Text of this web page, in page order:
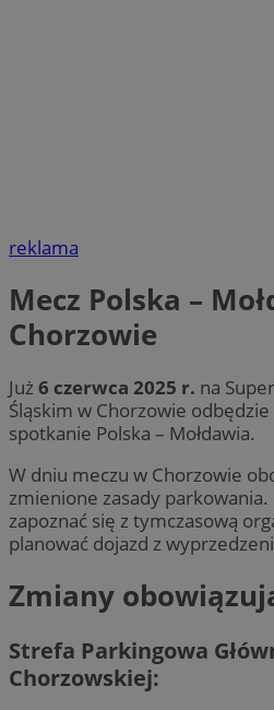
reklama
Mecz Polska –
Chorzowie
Już6 czerwca 2025 r. na
Śląskim w Chorzowie
spotkanie Polska – Mołdawia.
W dniu meczu w Chorzowie
zmienione zasady
zapoznać się z tymczasową
planować dojazd z
Zmiany
Strefa Parkingowa
Chorzowskiej: